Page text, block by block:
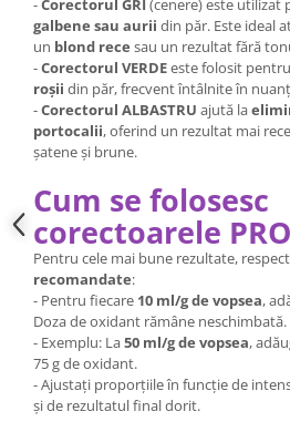
-Corectorul GRI (cenere) este utilizat
galbene sau aurii din păr. Este ideal
un blond rece sau un rezultat fără
-Corectorul VERDEeste folosit
roșii din păr, frecvent întâlnite în
-Corectorul ALBASTRU ajută la
portocalii, oferind un rezultat mai
șatene și brune.
Cum se folosesc
corectoarele
Pentru cele mai bune rezultate,
recomandate:
- Pentru fiecare 10 ml/g de vopsea,
Doza de oxidant rămâne neschimbată.
- Exemplu: La50 ml/g de vopsea,
75 g de oxidant.
- Ajustați proporțiile în funcție de
și de rezultatul final dorit.